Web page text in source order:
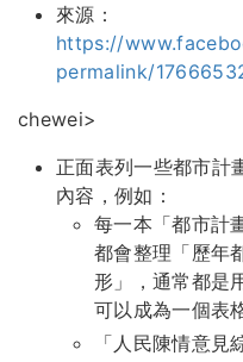
來源：
https://
permalink/
chewei>
正面表列一些都市計
內容，例如：
每一本「都市計
都會整理「歷年
形」，通常都是
可以成為一個表
「人民陳情意見